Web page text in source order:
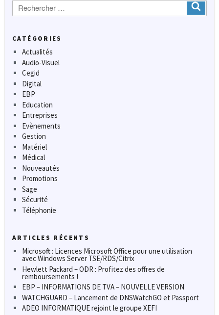
Recherche
:
CATÉGORIES
Actualités
Audio-Visuel
Cegid
Digital
EBP
Education
Entreprises
Evènements
Gestion
Matériel
Médical
Nouveautés
Promotions
Sage
Sécurité
Téléphonie
ARTICLES RÉCENTS
Microsoft : Licences Microsoft Office pour une utilisation
avec Windows Server TSE/RDS/Citrix
Hewlett Packard – ODR : Profitez des offres de
remboursements !
EBP – INFORMATIONS DE TVA – NOUVELLE VERSION
WATCHGUARD – Lancement de DNSWatchGO et Passport
ADEO INFORMATIQUE rejoint le groupe XEFI